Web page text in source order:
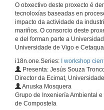
O obxectivo deste proxecto é
tecnoloxías baseadas en
impacto da actividade da
mariños. O consorcio deste
e del forman parte a
Universidade de Vigo e
i18n.one.Series:
I workshop
Presenta: Jesús Souza
Director da Ecimat,
Anuska Mosquera
Grupo de Inxeniería Ambiental
de Compostela
I
28